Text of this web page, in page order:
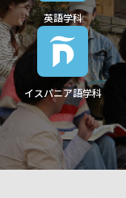
英語学科
イスパニア語学科